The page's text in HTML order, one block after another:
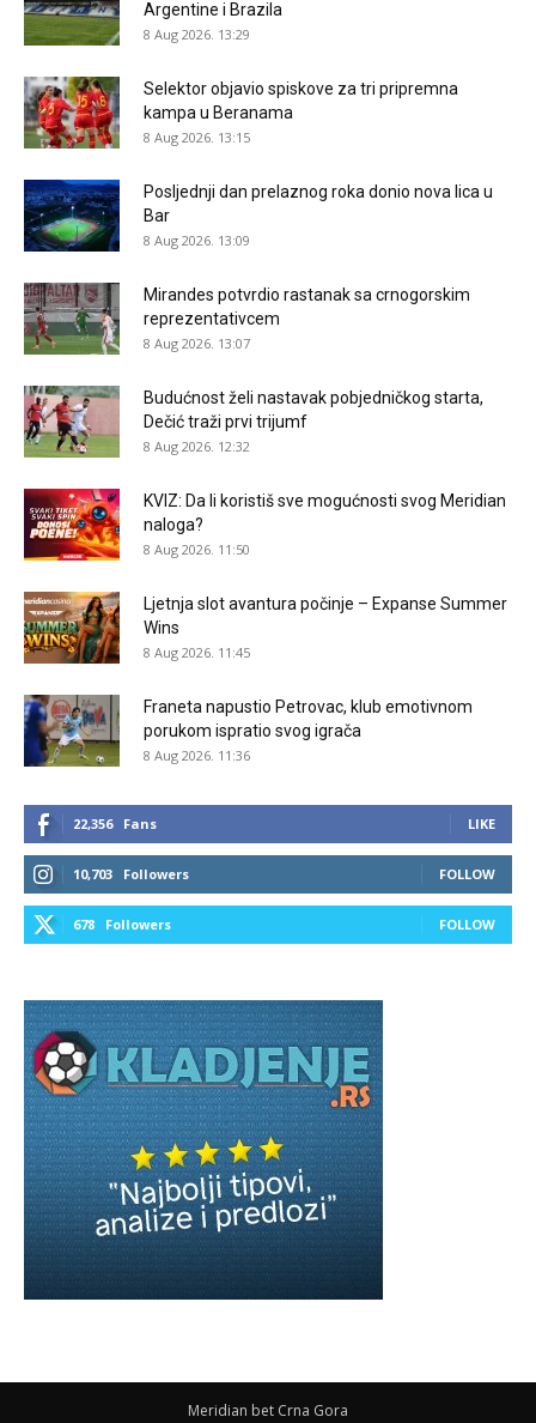
Argentine i Brazila
8 Aug 2026. 13:29
Selektor objavio spiskove za tri pripremna
kampa u Beranama
8 Aug 2026. 13:15
Posljednji dan prelaznog roka donio nova lica u
Bar
8 Aug 2026. 13:09
Mirandes potvrdio rastanak sa crnogorskim
reprezentativcem
8 Aug 2026. 13:07
Budućnost želi nastavak pobjedničkog starta,
Dečić traži prvi trijumf
8 Aug 2026. 12:32
KVIZ: Da li koristiš sve mogućnosti svog Meridian
naloga?
8 Aug 2026. 11:50
Ljetnja slot avantura počinje – Expanse Summer
Wins
8 Aug 2026. 11:45
Franeta napustio Petrovac, klub emotivnom
porukom ispratio svog igrača
8 Aug 2026. 11:36
22,356 Fans LIKE
10,703 Followers FOLLOW
678 Followers FOLLOW
Meridian bet Crna Gora